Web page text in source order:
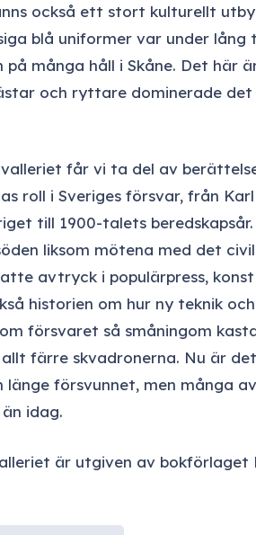
också ett stort kulturellt
blå uniformer var under lång
på många håll i Skåne. Det här
och ryttare dominerade det
får vi ta del av
roll i Sveriges försvar, från
till 1900-talets
liksom mötena med det
avtryck i populärpress, konst
historien om hur ny teknik och
försvaret så småningom
färre skvadronerna. Nu är
länge försvunnet, men många
idag.
är utgiven av bokförlaget